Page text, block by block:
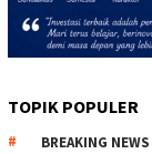
TOPIK POPULER
BREAKING NEWS